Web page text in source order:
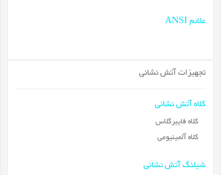
علائم ANSI
تجهیزات آتش نشانی
کلاه آتش نشانی
کلاه فایبرگلاس
کلاه آلمینیومی
شیلنگ آتش نشانی